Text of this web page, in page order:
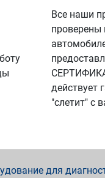
Все наши
проверены
действует
"слетит" с
для